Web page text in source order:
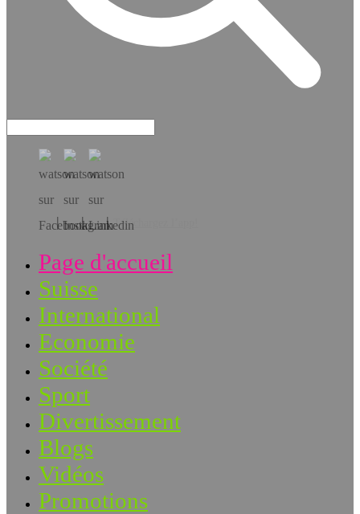
Téléchargez l’app!
Page d'accueil
Suisse
International
Economie
Société
Sport
Divertissement
Blogs
Vidéos
Promotions